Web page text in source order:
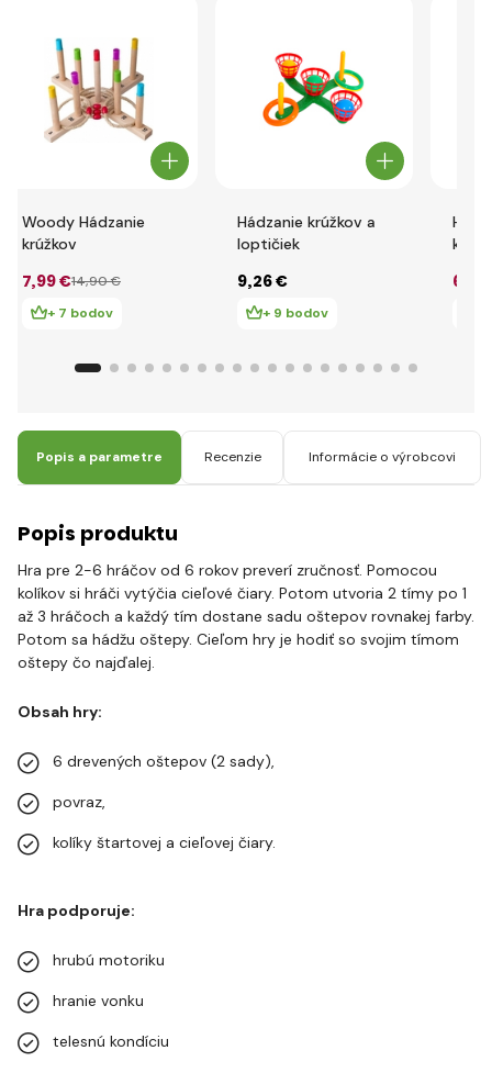
Woody Hádzanie
krúžkov
7,99 €14,90 €
+ 7 bodov
Hádzanie krúžkov a
loptičiek
9,26 €
+ 9 bodov
kríž
6
Popis a parametre Recenzie Informácie o výrobcovi
Popis produktu
Hra pre 2-6 hráčov od 6 rokov preverí zručnosť. Pomocou
kolíkov si hráči vytýčia cieľové čiary. Potom utvoria 2 tímy po 1
až 3 hráčoch a každý tím dostane sadu oštepov rovnakej farby.
Potom sa hádžu oštepy. Cieľom hry je hodiť so svojim tímom
oštepy čo najďalej.
Obsah hry:
6 drevených oštepov (2 sady),
povraz,
kolíky štartovej a cieľovej čiary.
Hra podporuje:
hrubú motoriku
hranie vonku
telesnú kondíciu